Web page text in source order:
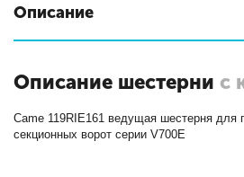
Описание
Описание шестерни с
Came 119RIE161 ведущая шестерня для
секционных ворот серии V700E